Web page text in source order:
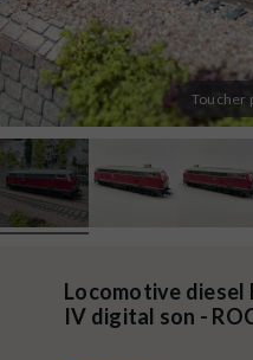
Toucher
Locomotive diesel
IV digital son -